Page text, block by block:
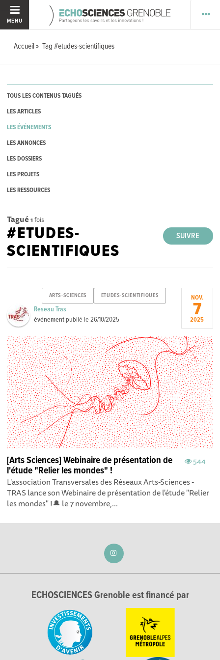
MENU
Accueil Tag #etudes-scientifiques
TOUS LES CONTENUS TAGUÉS
LES ARTICLES
LES ÉVÉNEMENTS
LES ANNONCES
LES DOSSIERS
LES PROJETS
LES RESSOURCES
Tagué 1 fois
SUIVRE
#ETUDES-
SCIENTIFIQUES
ARTS-SCIENCES ETUDES-SCIENTIFIQUES
Reseau Tras
événement publié le26/10/2025
NOV.
7
2025
544
[Arts Sciences] Webinaire de présentation de
l'étude "Relier les mondes" !
L'association Transversales des Réseaux Arts-Sciences -
TRAS lance son Webinaire de présentation de l'étude "Relier
les mondes" !🔔 le 7 novembre,...
ECHOSCIENCES Grenoble est financé par